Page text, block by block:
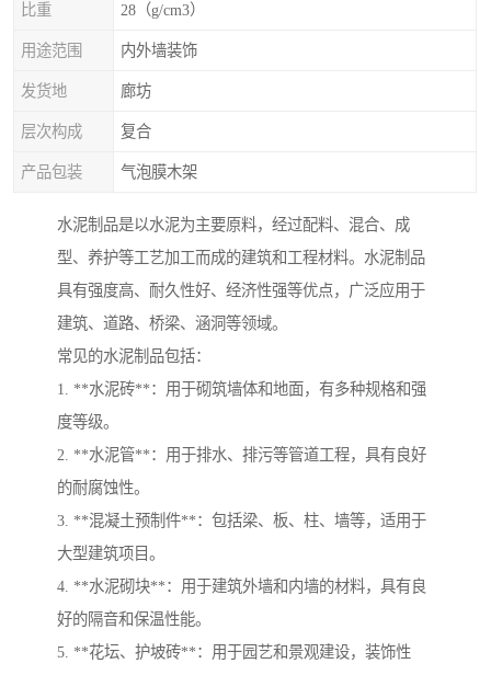
比重 28（g/cm3）
用途范围 内外墙装饰
发货地 廊坊
层次构成 复合
产品包装 气泡膜木架
水泥制品是以水泥为主要原料，经过配料、混合、成
型、养护等工艺加工而成的建筑和工程材料。水泥制品
具有强度高、耐久性好、经济性强等优点，广泛应用于
建筑、道路、桥梁、涵洞等领域。
常见的水泥制品包括：
1. **水泥砖**：用于砌筑墙体和地面，有多种规格和强
度等级。
2. **水泥管**：用于排水、排污等管道工程，具有良好
的耐腐蚀性。
3. **混凝土预制件**：包括梁、板、柱、墙等，适用于
大型建筑项目。
4. **水泥砌块**：用于建筑外墙和内墙的材料，具有良
好的隔音和保温性能。
5. **花坛、护坡砖**：用于园艺和景观建设，装饰性